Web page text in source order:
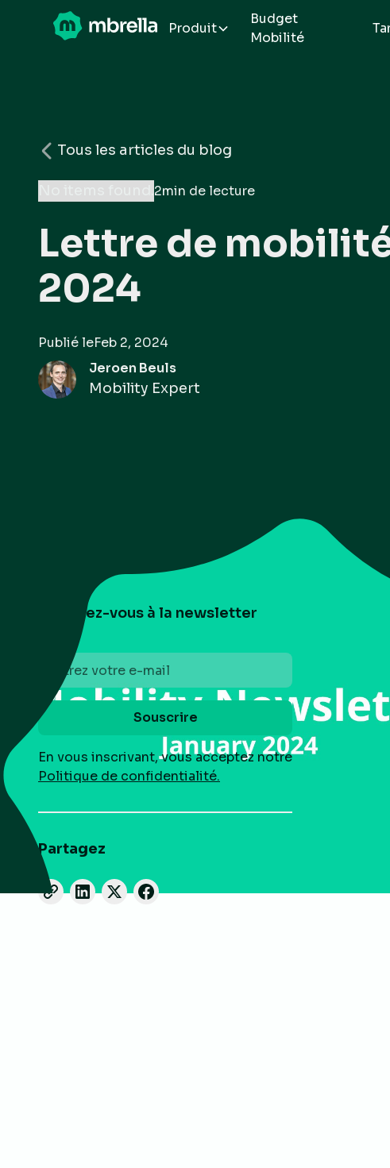
Produit
Budget
Mobilité
Tous les articles du blog
2min de lecture
Lettre de
2024
Publié leFeb 2, 2024
Jeroen Beuls
Mobility Expert
Abonnez-vous à la newsletter
En vous inscrivant, vous acceptez notre
Politique de confidentialité.
Partagez